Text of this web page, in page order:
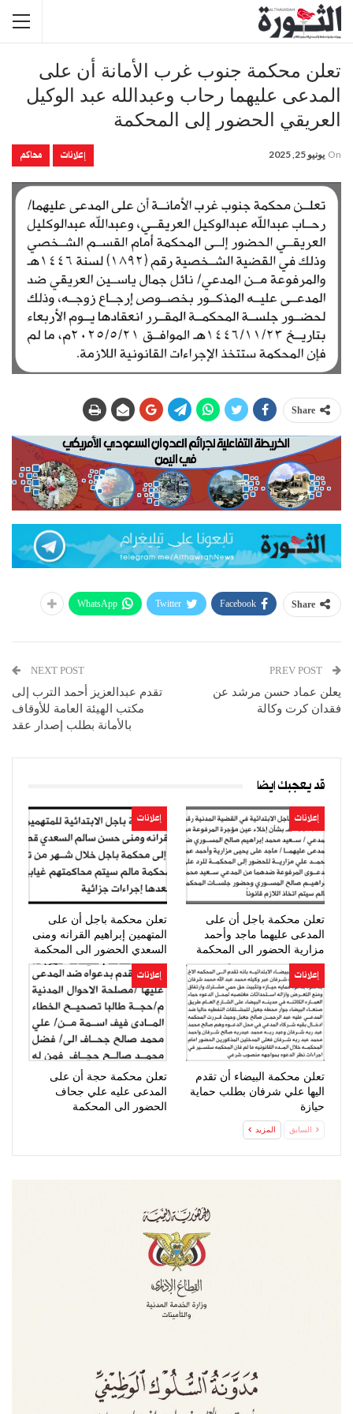
تعلن محكمة جنوب غرب الأمانة أن على
المدعى عليهما رحاب وعبدالله عبد الوكيل
العريقي الحضور إلى المحكمة
إعلانات محاكم On يونيو 25, 2025
Share
Share
Facebook
Twitter
WhatsApp
يعلن عماد حسن مرشد عن
فقدان كرت وكالة
NEXT POST
تقدم عبدالعزيز أحمد الترب إلى
مكتب الهيئة العامة للأوقاف
بالأمانة بطلب إصدار عقد
قد يعجبك ايضا
إعلانات
تعلن محكمة باجل أن على
المدعى عليهما ماجد وأحمد
مزارية الحضور الى المحكمة
إعلانات
تعلن محكمة باجل أن على
المتهمين إبراهيم القرانه ومنى
السعدي الحضور الى المحكمة
إعلانات
تعلن محكمة البيضاء أن تقدم
اليها علي شرفان بطلب حماية
حيازة
إعلانات
تعلن محكمة حجة أن على
المدعى عليه علي جحاف
الحضور الى المحكمة
السابق المزيد